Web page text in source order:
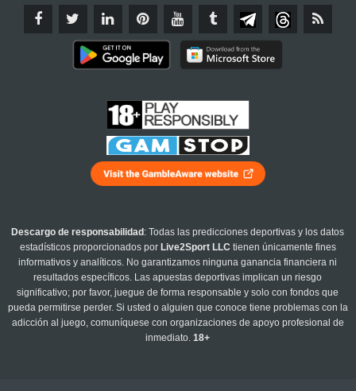
Descargo de responsabilidad : Todas las predicciones deportivas y los datos
estadísticos proporcionados por Live2Sport LLC tienen únicamente fines
informativos y analíticos. No garantizamos ninguna ganancia financiera ni
resultados específicos. Las apuestas deportivas implican un riesgo
significativo; por favor, juegue de forma responsable y solo con fondos que
pueda permitirse perder. Si usted o alguien que conoce tiene problemas con la
adicción al juego, comuníquese con organizaciones de apoyo profesional de
inmediato.18+